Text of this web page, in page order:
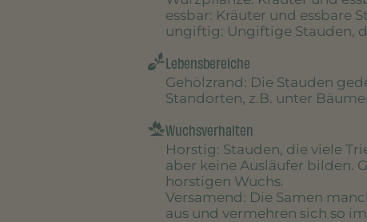
essbar: Kräuter und essbare
ungiftig: Ungiftige Stauden,
Lebensbereiche
Gehölzrand: Die Stauden
Standorten, z.B. unter
Wuchsverhalten
Horstig: Stauden, die viele
aber keine Ausläufer bilden.
horstigen Wuchs.
Versamend: Die Samen
aus und vermehren sich so